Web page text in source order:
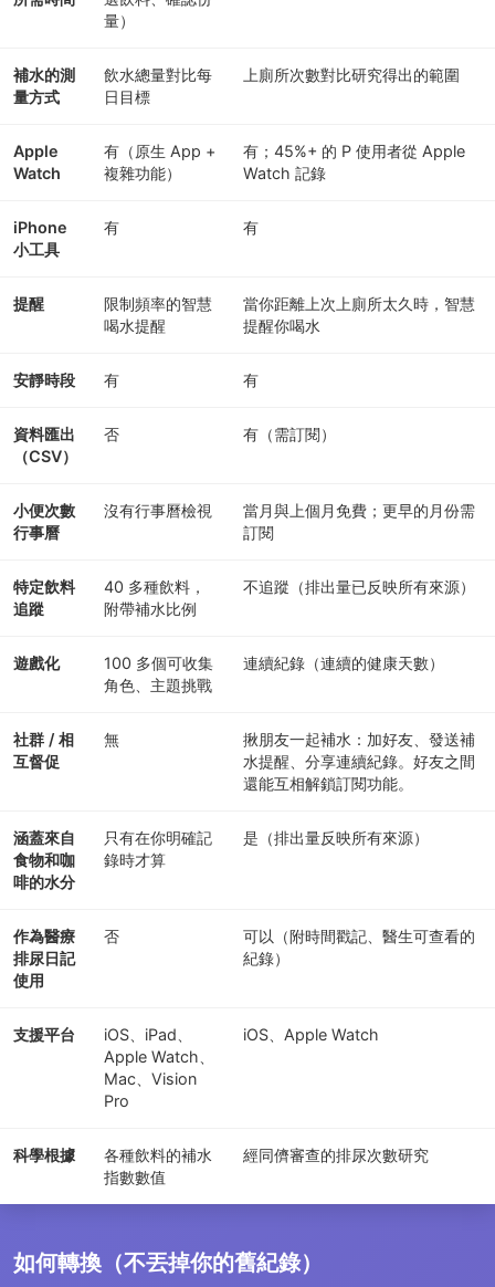
量）
補水的測
量方式
飲水總量對比每
日目標
上廁所次數對比研究得出的範圍
Apple
Watch
有（原生 App +
複雜功能）
有；45%+ 的 P 使用者從 Apple
Watch 記錄
iPhone
小工具
有 有
提醒
限制頻率的智慧
喝水提醒
當你距離上次上廁所太久時，智慧
提醒你喝水
安靜時段 有 有
資料匯出
（CSV）
否 有（需訂閱）
小便次數
行事曆
沒有行事曆檢視
當月與上個月免費；更早的月份需
訂閱
特定飲料
追蹤
40 多種飲料，
附帶補水比例
不追蹤（排出量已反映所有來源）
遊戲化
100 多個可收集
角色、主題挑戰
連續紀錄（連續的健康天數）
社群 / 相
互督促
無
揪朋友一起補水：加好友、發送補
水提醒、分享連續紀錄。好友之間
還能互相解鎖訂閱功能。
涵蓋來自
食物和咖
啡的水分
只有在你明確記
錄時才算
是（排出量反映所有來源）
作為醫療
排尿日記
使用
否
可以（附時間戳記、醫生可查看的
紀錄）
支援平台
iOS、iPad、
Apple Watch、
Mac、Vision
Pro
iOS、Apple Watch
科學根據
各種飲料的補水
指數數值
經同儕審查的排尿次數研究
如何轉換（不丟掉你的舊紀錄）